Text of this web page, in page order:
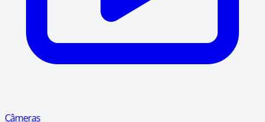
Câmeras